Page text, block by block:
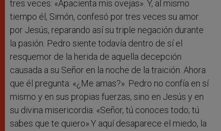
tres veces: «Apacienta mis ovejas». Y, al mismo
tiempo él, Simón, confesó por tres veces su amor
por Jesús, reparando así su triple negación durante
la pasión. Pedro siente todavía dentro de sí el
resquemor de la herida de aquella decepción
causada a su Señor en la noche de la traición. Ahora
que él pregunta: «¿Me amas?». Pedro no confía en sí
mismo y en sus propias fuerzas, sino en Jesús y en
su divina misericordia: «Señor, tú conoces todo; tú
sabes que te quiero».Y aquí desaparece el miedo, la